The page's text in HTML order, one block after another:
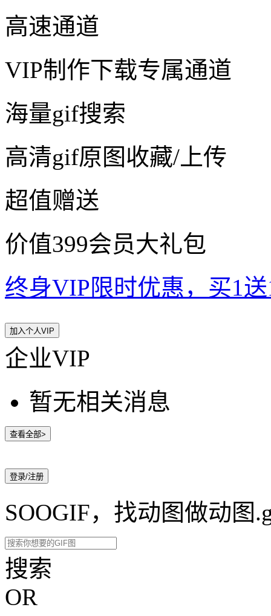
高速通道
VIP制作下载专属通道
海量gif搜索
高清gif原图收藏/上传
超值赠送
价值399会员大礼包
终身VIP限时优惠，买1
加入个人VIP
企业VIP
暂无相关消息
查看全部>
登录/注册
SOOGIF，找动图做动图
搜索
OR